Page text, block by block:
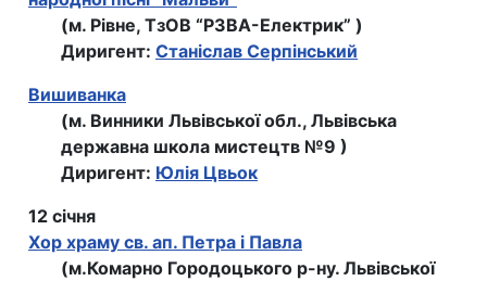
(м. Рівне, ТзОВ “РЗВА-Електрик” )
Диригент: Станіслав Серпінський
Вишиванка
(м. Винники Львівської обл., Львiвська
державна школа мистецтв №9 )
Диригент: Юлія Цвьок
12 січня
Хор храму св. ап. Петра i Павла
(м.Комарно Городоцького р-ну. Львівської